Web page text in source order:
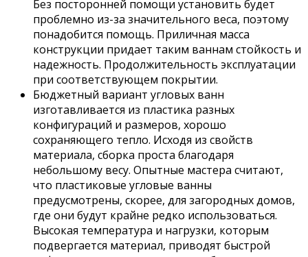
Без посторонней помощи установить будет
проблемно из-за значительного веса, поэтому
понадобится помощь. Приличная масса
конструкции придает таким ваннам стойкость и
надежность. Продолжительность эксплуатации
при соответствующем покрытии.
Бюджетный вариант угловых ванн
изготавливается из пластика разных
конфигураций и размеров, хорошо
сохраняющего тепло. Исходя из свойств
материала, сборка проста благодаря
небольшому весу. Опытные мастера считают,
что пластиковые угловые ванны
предусмотрены, скорее, для загородных домов,
где они будут крайне редко использоваться.
Высокая температура и нагрузки, которым
подвергается материал, приводят быстрой